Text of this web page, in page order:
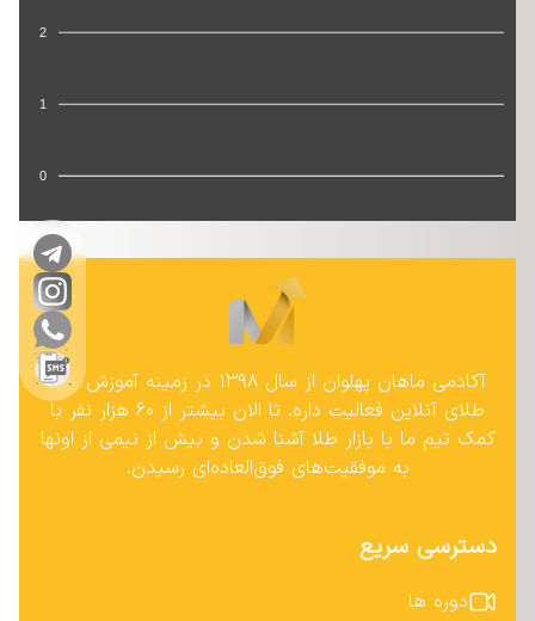
2
1
0
آکادمی ماهان پهلوان از سال ۱۳۹۸ در زمینه آموزش بازار
طلای آنلاین فعالیت داره. تا الان بیشتر از ۶۰ هزار نفر با
کمک تیم ما با بازار طلا آشنا شدن و بیش از نیمی از اونها
به موفقیت‌های فوق‌العاده‌ای رسیدن.
دسترسی سریع
دوره ها